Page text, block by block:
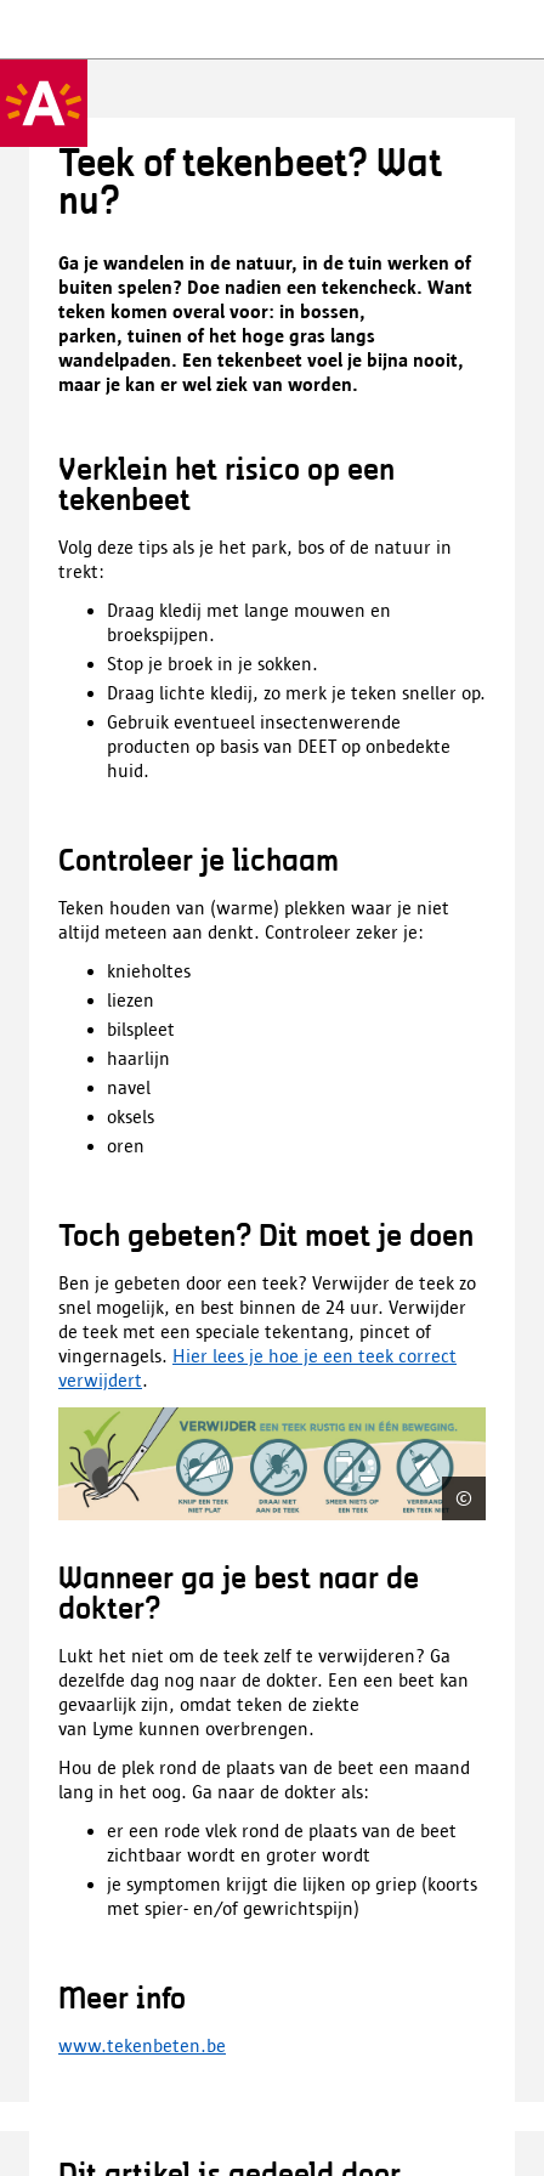
Teek of tekenbeet? Wat
nu?
Ga je wandelen in de natuur, in de tuin werken of
buiten spelen? Doe nadien een tekencheck. Want
teken komen overal voor: in bossen,
parken, tuinen of het hoge gras langs
wandelpaden. Een tekenbeet voel je bijna nooit,
maar je kan er wel ziek van worden.
Verklein het risico op een
tekenbeet
Volg deze tips als je het park, bos of de natuur in
trekt:
Draag kledij met lange mouwen en
broekspijpen.
Stop je broek in je sokken.
Draag lichte kledij, zo merk je teken sneller op.
Gebruik eventueel insectenwerende
producten op basis van DEET op onbedekte
huid.
Controleer je lichaam
Teken houden van (warme) plekken waar je niet
altijd meteen aan denkt. Controleer zeker je:
knieholtes
liezen
bilspleet
haarlijn
navel
oksels
oren
Toch gebeten? Dit moet je doen
Ben je gebeten door een teek? Verwijder de teek zo
snel mogelijk, en best binnen de 24 uur. Verwijder
de teek met een speciale tekentang, pincet of
vingernagels. Hier lees je hoe je een teek correct
verwijdert.
©
Wanneer ga je best naar de
dokter?
Lukt het niet om de teek zelf te verwijderen? Ga
dezelfde dag nog naar de dokter. Een een beet kan
gevaarlijk zijn, omdat teken de ziekte
van Lyme kunnen overbrengen.
Hou de plek rond de plaats van de beet een maand
lang in het oog. Ga naar de dokter als:
er een rode vlek rond de plaats van de beet
zichtbaar wordt en groter wordt
je symptomen krijgt die lijken op griep (koorts
met spier- en/of gewrichtspijn)
Meer info
www.tekenbeten.be